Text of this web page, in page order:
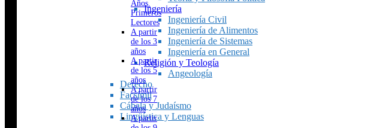
Ingeniería
Ingeniería Civil
Ingeniería de Alimentos
Ingeniería de Sistemas
Ingeniería en General
Religión y Teología
Angeología
Derecho
Facsímil
Cábala y Judaísmo
Lingüística y Lenguas
Años.
Primeros
Lectores
A partir
de los 3
años
A partir
de los 5
años
A partir
de los 7
años
A partir